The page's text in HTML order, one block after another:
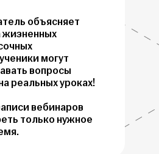
объясняет
жизненных
могут
вопросы
реальных уроках!
вебинаров
только нужное